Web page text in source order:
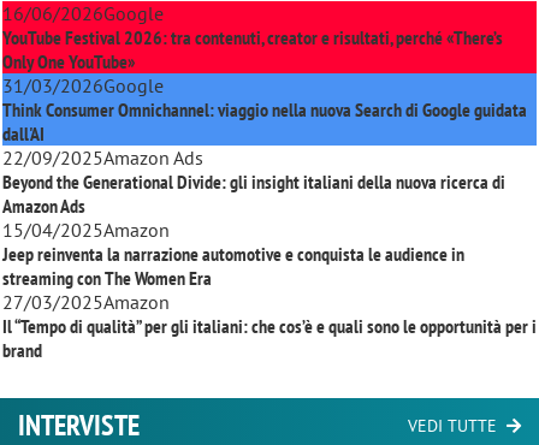
16/06/2026Google
YouTube Festival 2026: tra contenuti, creator e risultati, perché «There’s
Only One YouTube»
31/03/2026Google
Think Consumer Omnichannel: viaggio nella nuova Search di Google guidata
dall'AI
22/09/2025Amazon Ads
Beyond the Generational Divide: gli insight italiani della nuova ricerca di
Amazon Ads
15/04/2025Amazon
Jeep reinventa la narrazione automotive e conquista le audience in
streaming conThe Women Era
27/03/2025Amazon
Il “Tempo di qualità” per gli italiani: che cos’è e quali sono le opportunità per i
brand
INTERVISTE VEDI TUTTE